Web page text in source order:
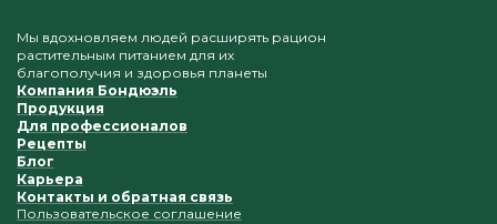
Мы вдохновляем людей расширять рацион
растительным питанием для их
благополучия и здоровья планеты
Компания Бондюэль
Продукция
Для профессионалов
Рецепты
Блог
Карьера
Контакты и обратная связь
Пользовательское соглашение